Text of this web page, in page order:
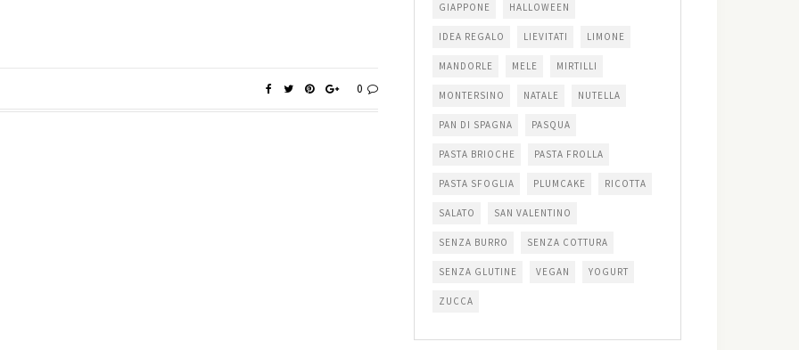
0
GIAPPONE HALLOWEEN
IDEA REGALO LIEVITATI LIMONE
MANDORLE MELE MIRTILLI
MONTERSINO NATALE NUTELLA
PAN DI SPAGNA PASQUA
PASTA BRIOCHE PASTA FROLLA
PASTA SFOGLIA PLUMCAKE RICOTTA
SALATO SAN VALENTINO
SENZA BURRO SENZA COTTURA
SENZA GLUTINE VEGAN YOGURT
ZUCCA